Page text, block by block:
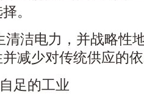
。
清洁电力，并战略性
减少对传统供应的
足的工业